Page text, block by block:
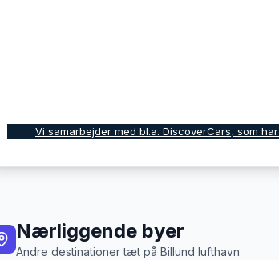
Vi samarbejder med bl.a. DiscoverCars, som har
Nærliggende byer
Andre destinationer tæt på Billund lufthavn